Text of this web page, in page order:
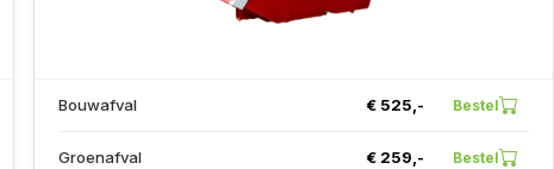
Bouwafval € 525,- Bestel
Groenafval € 259,- Bestel